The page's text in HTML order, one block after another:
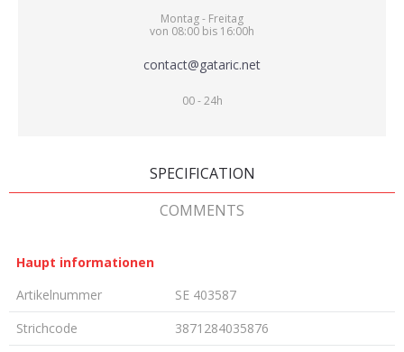
Montag - Freitag
von 08:00 bis 16:00h
contact@gataric.net
00 - 24h
SPECIFICATION
COMMENTS
Haupt informationen
Artikelnummer
SE 403587
Strichcode
3871284035876